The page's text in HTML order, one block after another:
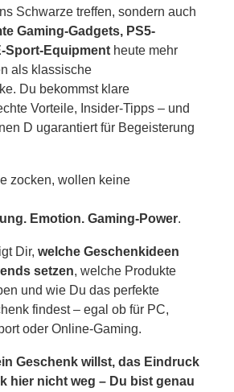
Geschenk für
perfekte Gamer-
auf dich!
gestellte Fragen zu
Schwarze treffen, sondern auch
Gaming-Gadgets, PS5-
Sport-Equipment heute mehr
als klassische
Du bekommst klare
Vorteile, Insider-Tipps – und
D ugarantiert für Begeisterung
zocken, wollen keine
Emotion. Gaming-Power.
Dir, welche Geschenkideen
setzen, welche Produkte
und wie Du das perfekte
findest – egal ob für PC,
oder Online-Gaming.
Geschenk willst, das Eindruck
hier nicht weg – Du bist genau